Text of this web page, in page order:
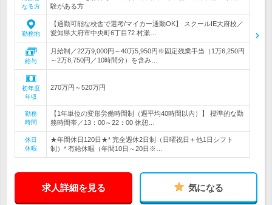
なる方
験がある方
勤務地
【通勤可能な校舎で選考/マイカー通勤OK】 スクールIE大府校／
愛知県大府市中央町6丁目72 村瀬…
給与
月給制／22万9,000円～40万5,950円※固定残業手当（1万6,250円
～2万8,750円／10時間分）を含み…
初年度
年収
270万円～520万円
勤務
時間
【1年単位の変形労働時間制（週平均40時間以内）】 標準的な勤
務時間帯／13：00～22：00 休憩…
休日
休暇
★年間休日120日★* 完全週休2日制（日曜祝日＋他1日シフト
制）* 有給休暇（年間10日～20日※…
求人詳細を見る 気になる